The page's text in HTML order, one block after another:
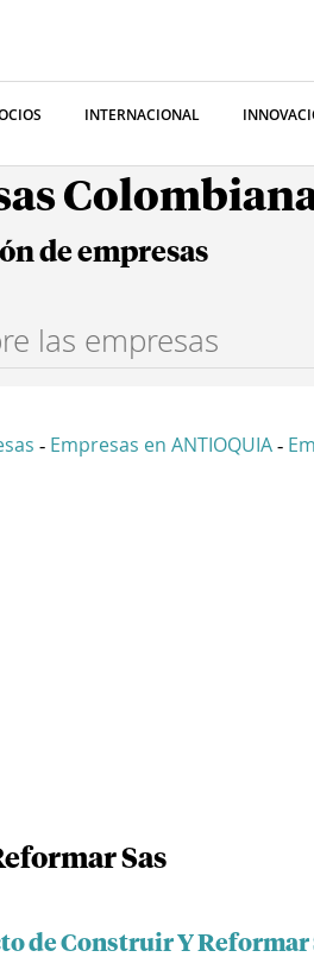
INTERNACIONAL
de empresas
- Empresas en ANTIOQUIA -
Sas
de Construir Y Reformar